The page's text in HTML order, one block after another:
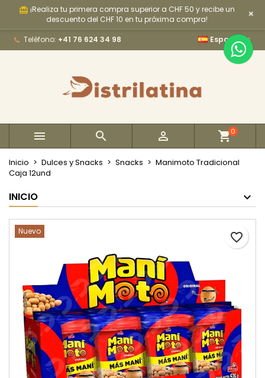
card_giftcard ¡Realiza tu primera compra superior a CHF 50 y recibe un
descuento del CHF 10 en tu próxima compra!
×
Teléfono: +41 76 624 34 98 Español 
   0
Inicio Dulces y Snacks Snacks
Manimoto Tradicional
Caja 12und
INICIO
Nuevo favorite_border
My wishlists ×
add_circle_outline Create new list
Crear lista de deseos ×
Iniciar sesión ×
Debe iniciar sesión para guardar productos en su
Cancelar Iniciar sesión